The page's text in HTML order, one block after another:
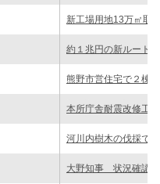
新工場用地13万㎡取
約１兆円の新ルート
熊野市営住宅で２棟
本所庁舎耐震改修工
河川内樹木の伐採で
大野知事 状況確認